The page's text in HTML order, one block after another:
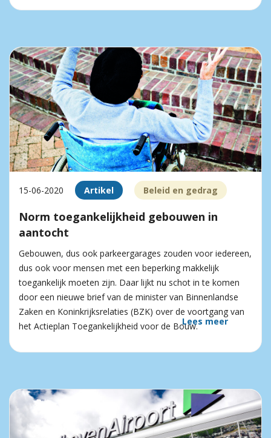
15-06-2020 Artikel Beleid en gedrag
Norm toegankelijkheid gebouwen in
aantocht
Gebouwen, dus ook parkeergarages zouden voor iedereen,
dus ook voor mensen met een beperking makkelijk
toegankelijk moeten zijn. Daar lijkt nu schot in te komen
door een nieuwe brief van de minister van Binnenlandse
Zaken en Koninkrijksrelaties (BZK) over de voortgang van
het Actieplan Toegankelijkheid voor de Bouw.Lees meer